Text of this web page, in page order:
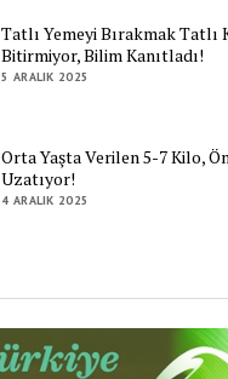
Tatlı Yemeyi Bırakmak Tatlı
Bitirmiyor, Bilim Kanıtladı!
5 ARALIK 2025
Orta Yaşta Verilen 5-7 Kilo,
Uzatıyor!
4 ARALIK 2025